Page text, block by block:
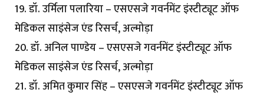
19. डॉ. उर्मिला पलारिया – एसएसजे गवर्नमेंट इंस्टीट्यूट ऑफ
मेडिकल साइंसेज एंड रिसर्च, अल्मोड़ा
20. डॉ. अनिल पाण्डेय – एसएसजे गवर्नमेंट इंस्टीट्यूट ऑफ
मेडिकल साइंसेज एंड रिसर्च, अल्मोड़ा
21. डॉ. अमित कुमार सिंह – एसएसजे गवर्नमेंट इंस्टीट्यूट ऑफ